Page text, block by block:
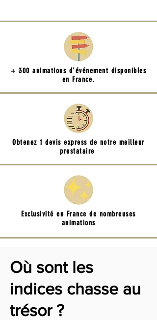
+ 300 animations d'événement disponibles
en France.
Obtenez 1 devis express de notre meilleur
prestataire
Exclusivité en France de nombreuses
animations
Où sont les
indices chasse au
trésor ?